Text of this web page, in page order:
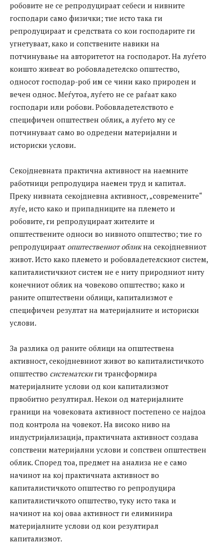
робовите не се репродуцираат себеси и нивните
господари само физички; тие исто така ги
репродуцираат и средствата со кои господарите ги
угнетуваат, како и сопствените навики на
потчинување на авторитетот на господарот. На луѓето
коишто живеат во робовладетелско општество,
односот господар-роб им се чини како природен и
вечен однос. Меѓутоа, луѓето не се раѓаат како
господари или робови. Робовладетелството е
специфичен општествен облик, а луѓето му се
потчинуваат само во одредени материјални и
историски услови.
Секојдневната практична активност на наемните
работници репродуцира наемен труд и капитал.
Преку нивната секојдневна активност, „современите“
луѓе, исто како и припадниците на племето и
робовите, ги репродуцираат жителите и
општествените односи во нивното општество; тие го
репродуцираат општествениот обликна секојдневниот
живот. Исто како племето и робовладетелскиот систем,
капиталистичкиот систем не е ниту природниот ниту
конечниот облик на човеково општество; како и
раните општествени облици, капитализмот е
специфичен резултат на материјалните и историски
услови.
За разлика од раните облици на општествена
активност, секојдневниот живот во капиталистичкото
општество систематскиги трансформира
материјалните услови од кои капитализмот
првобитно резултирал. Некои од материјалните
граници на човековата активност постепено се најдоа
под контрола на човекот. На високо ниво на
индустријализација, практичната активност создава
сопствени материјални услови и сопствен општествен
облик. Според тоа, предмет на анализа не е само
начинот на кој практичната активност во
капиталистичкото општество го репродуцира
капиталистичкото општество, туку исто така и
начинот на кој оваа активност ги елиминира
материјалните услови од кои резултирал
капитализмот.